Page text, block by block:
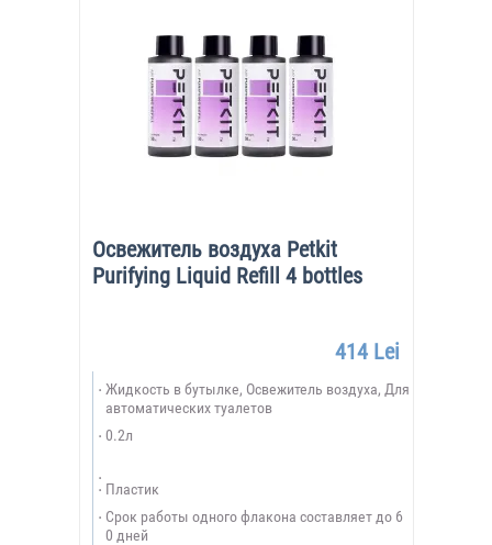
Освежитель воздуха Petkit
Purifying Liquid Refill 4 bottles
414 Lei
Жидкость в бутылке, Освежитель воздуха, Для
автоматических туалетов
0.2л
Пластик
Срок работы одного флакона составляет до 6
0 дней